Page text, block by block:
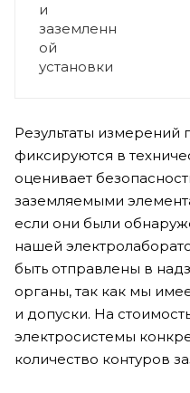
и
заземленн
ой
установки
Результаты измерений
фиксируются в
оценивает
заземляемыми
если они были
нашей
быть отправлены в
органы, так как мы
и допуски. На
электросистемы
количество контуров